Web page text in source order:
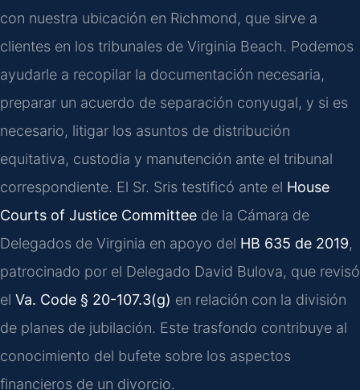
con nuestra ubicación en Richmond, que sirve a
clientes en los tribunales de Virginia Beach. Podemos
ayudarle a recopilar la documentación necesaria,
preparar un acuerdo de separación conyugal, y si es
necesario, litigar los asuntos de distribución
equitativa, custodia y manutención ante el tribunal
correspondiente. El Sr. Sris testificó ante el House
Courts of Justice Committee de la Cámara de
Delegados de Virginia en apoyo del HB 635 de 2019,
patrocinado por el Delegado David Bulova, que revisó
el Va. Code § 20-107.3(g) en relación con la división
de planes de jubilación. Este trasfondo contribuye al
conocimiento del bufete sobre los aspectos
financieros de un divorcio.